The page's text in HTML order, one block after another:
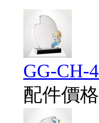
GG-CH-
配件價格